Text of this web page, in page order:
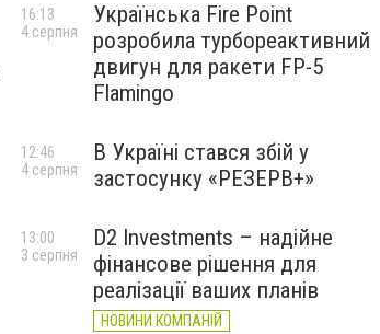
Українська Fire Point
розробила турбореактивний
двигун для ракети FP-5
Flamingo
16:13
4 серпня
В Україні стався збій у
застосунку «РЕЗЕРВ+»
12:46
4 серпня
D2 Investments – надійне
фінансове рішення для
реалізації ваших планів
НОВИНИ КОМПАНІЙ
13:00
3 серпня